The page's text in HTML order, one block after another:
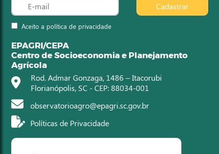
Aceito a política de privacidade
Cadastrar
EPAGRI/CEPA
Centro de Socioeconomia e Planejamento
Agrícola
Rod. Admar Gonzaga, 1486 – Itacorubi
Florianópolis, SC - CEP: 88034-001
observatorioagro@epagri.sc.gov.br
Políticas de Privacidade